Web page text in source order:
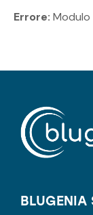
Errore:
BLUGENIA